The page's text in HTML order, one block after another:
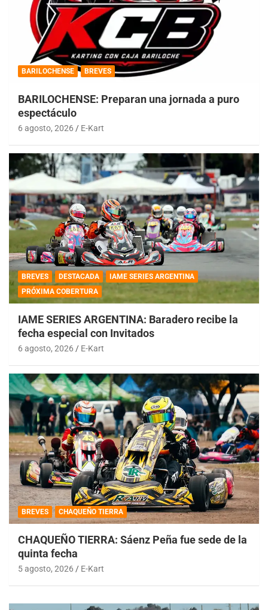
BARILOCHENSE BREVES
BARILOCHENSE: Preparan una jornada a puro
espectáculo
6 agosto, 2026 E-Kart
BREVES DESTACADA
IAME SERIES ARGENTINA
PRÓXIMA COBERTURA
IAME SERIES ARGENTINA: Baradero recibe la
fecha especial con Invitados
6 agosto, 2026 E-Kart
BREVES CHAQUEÑO TIERRA
CHAQUEÑO TIERRA: Sáenz Peña fue sede de la
quinta fecha
5 agosto, 2026 E-Kart